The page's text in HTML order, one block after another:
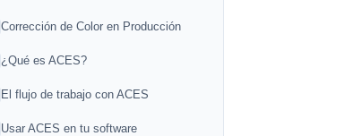
Corrección de Color en Producción
¿Qué es ACES?
El flujo de trabajo con ACES
Usar ACES en tu software